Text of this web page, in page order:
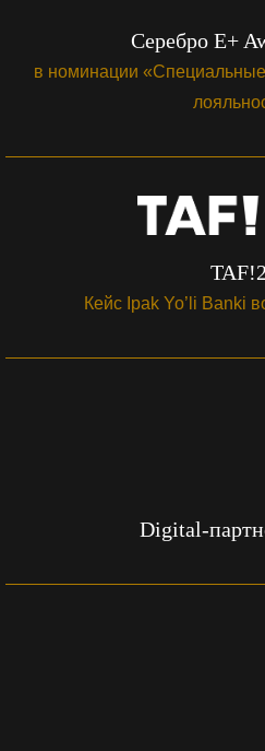
Серебро E+
в номинации
Кейс Ipak Yo’li Banki
Digital-